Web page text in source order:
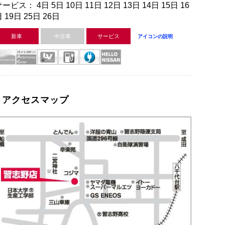
ービス： 4日 5日 10日 11日 12日 13日 14日 15日 16
19日 25日 26日
新車 中古車 サービス アイコンの説明
アクセスマップ